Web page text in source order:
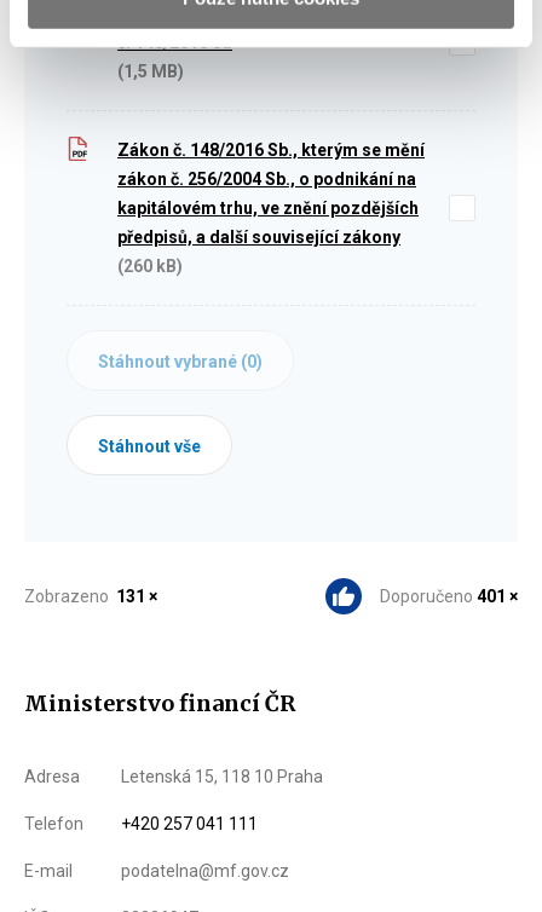
(1,5 MB)
Zákon č. 148/2016 Sb., kterým se mění
zákon č. 256/2004 Sb., o podnikání na
kapitálovém trhu, ve znění pozdějších
předpisů, a další související zákony
(260 kB)
Stáhnout vybrané (0)
Stáhnout vše
Zobrazeno 131 × Doporučeno 401 ×
Ministerstvo financí ČR
Adresa Letenská 15, 118 10 Praha
Telefon +420 257 041 111
E-mail podatelna@mf.gov.cz